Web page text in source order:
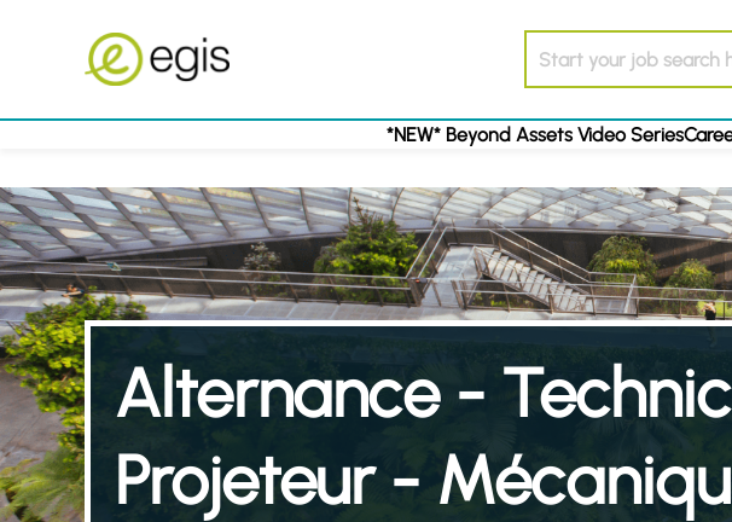
*NEW* Beyond Assets Video Series
Alternance -
Projeteur -